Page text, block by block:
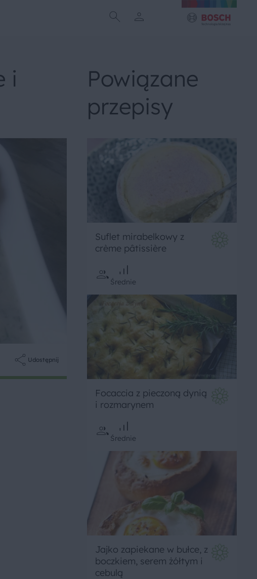
i
Udostępnij
Powiązane
przepisy
Suflet mirabelkowy z
crème pâtissière
Średnie
Focaccia z pieczoną dynią
i rozmarynem
Średnie
Jajko zapiekane w bułce, z
boczkiem, serem żółtym i
cebulą